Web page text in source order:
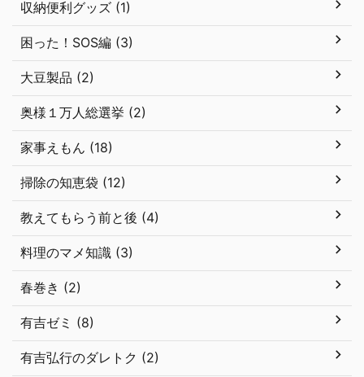
収納便利グッズ (1)
困った！SOS編 (3)
大豆製品 (2)
奥様１万人総選挙 (2)
家事えもん (18)
掃除の知恵袋 (12)
教えてもらう前と後 (4)
料理のマメ知識 (3)
春巻き (2)
有吉ゼミ (8)
有吉弘行のダレトク (2)